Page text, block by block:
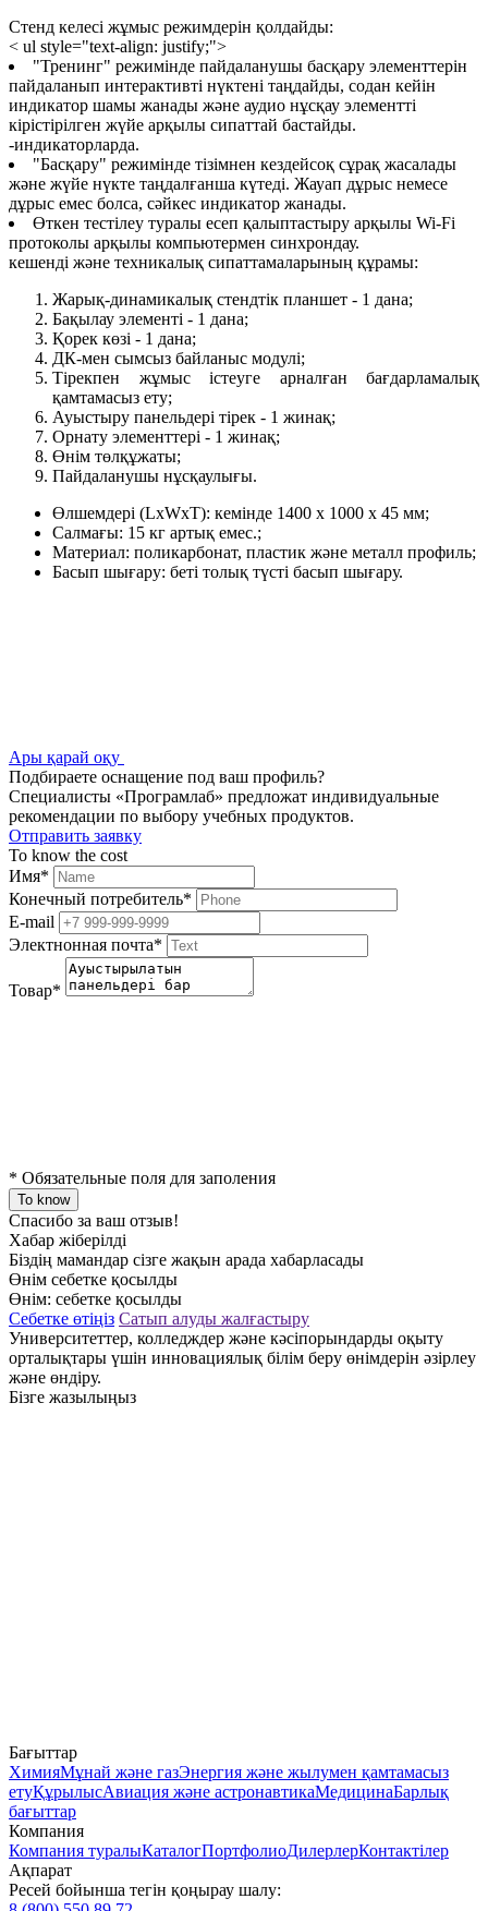
Стенд келесі жұмыс режимдерін қолдайды:
< ul style="text-align: justify;">
"Тренинг" режимінде пайдаланушы басқару элементтерін
пайдаланып интерактивті нүктені таңдайды, содан кейін
индикатор шамы жанады және аудио нұсқау элементті
кірістірілген жүйе арқылы сипаттай бастайды.
-индикаторларда.
"Басқару" режимінде тізімнен кездейсоқ сұрақ жасалады
және жүйе нүкте таңдалғанша күтеді. Жауап дұрыс немесе
дұрыс емес болса, сәйкес индикатор жанады.
Өткен тестілеу туралы есеп қалыптастыру арқылы Wi-Fi
протоколы арқылы компьютермен синхрондау.
кешенді және техникалық сипаттамаларының құрамы:
Жарық-динамикалық стендтік планшет - 1 дана;
Бақылау элементі - 1 дана;
Қорек көзі - 1 дана;
ДК-мен сымсыз байланыс модулі;
Тірекпен жұмыс істеуге арналған бағдарламалық
қамтамасыз ету;
Ауыстыру панельдері тірек - 1 жинақ;
Орнату элементтері - 1 жинақ;
Өнім төлқұжаты;
Пайдаланушы нұсқаулығы.
Өлшемдері (LxWxT): кемінде 1400 x 1000 x 45 мм;
Салмағы: 15 кг артық емес.;
Материал: поликарбонат, пластик және металл профиль;
Басып шығару: беті толық түсті басып шығару.
Ары қарай оқу
Подбираете оснащение под ваш профиль?
Специалисты «Програмлаб» предложат индивидуальные
рекомендации по выбору учебных продуктов.
Отправить заявку
To know the cost
Имя*
Конечный потребитель*
E-mail
Электнонная почта*
Товар*
* Обязательные поля для заполения
To know
Спасибо за ваш отзыв!
Хабар жіберілді
Біздің мамандар сізге жақын арада хабарласады
Өнім себетке қосылды
Өнім: себетке қосылды
Себетке өтіңіз Сатып алуды жалғастыру
Университеттер, колледждер және кәсіпорындарды оқыту
орталықтары үшін инновациялық білім беру өнімдерін әзірлеу
және өндіру.
Бізге жазылыңыз
Бағыттар
ХимияМұнай және газЭнергия және жылумен қамтамасыз
етуҚұрылысАвиация және астронавтикаМедицинаБарлық
бағыттар
Компания
Компания туралыКаталогПортфолиоДилерлерКонтактілер
Ақпарат
Ресей бойынша тегін қоңырау шалу: